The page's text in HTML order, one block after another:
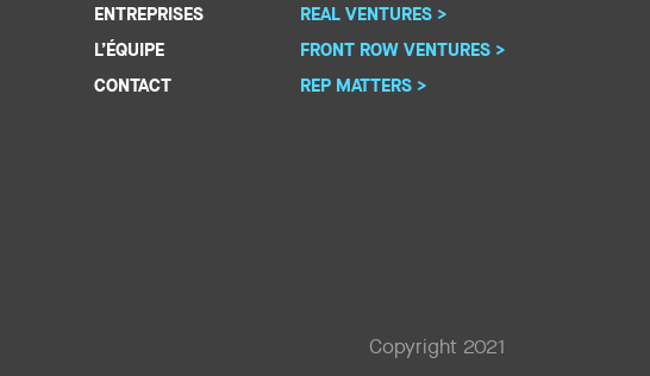
ENTREPRISES
REAL VENTURES >
L’ÉQUIPE
FRONT ROW VENTURES >
CONTACT
REP MATTERS >
Copyright 2021